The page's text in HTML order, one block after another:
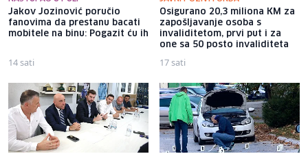
Jakov Jozinović poručio
fanovima da prestanu bacati
mobitele na binu: Pogazit ću ih
14 sati
Osigurano 20,3 miliona KM za
zapošljavanje osoba s
invaliditetom, prvi put i za
one sa 50 posto invaliditeta
17 sati